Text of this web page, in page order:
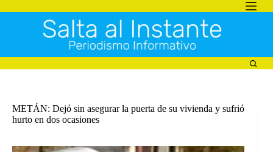
al
METÁN: Dejó sin asegurar la puerta de su vivienda y sufrió
hurto en dos ocasiones